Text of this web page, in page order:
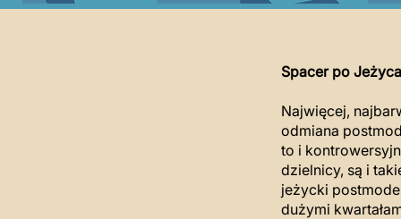
Spacer po
Najwięcej,
odmiana
to i
dzielnicy, są i
jeżycki
dużymi